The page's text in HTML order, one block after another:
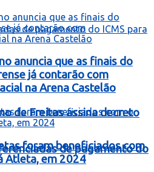
de Freitas assina decreto
de pagamento do
anuncia que as finais do
já contarão com
na Arena Castelão
foram beneficiados com
Atleta, em 2024